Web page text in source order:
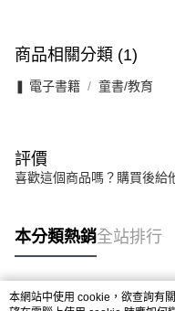
商品相關分類 (1)
❚ 電子書籍 童書/教育
評價
喜歡這個商品嗎？購買後給
本分類熱銷全站排行
本網站中使用 cookie，欲查詢有